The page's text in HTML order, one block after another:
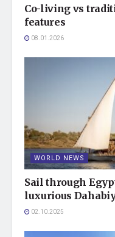
Co-living vs
features
08.01.2026
WORLD NEWS
Sail through
luxurious
02.10.2025